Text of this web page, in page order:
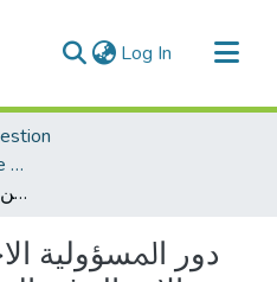
Log In (current)
Doctorat LMD en Science de Gestion
دور اﳌﺴﺆوﻟﻴﺔ اﻻﺟﺘﻤﺎﻋﻴﺔ و اﺧﻼﻗﻴﺎت اﻻﻋﻤﺎل ﰲ اﻟﺮﻓﻊ ﻣﻦ اداء اﳌﻮا رد اﻟﺒﺸﺮﻳﺔ -دراﺳﺔ ﺗﻄﺒﻴﻘﻴﺔ ﻟﻌﻴﻨﺔ ﻣﻦ ﻣﺆﺳﺴﺎت اﻟﻐﺮب اﳉﺰاﺋﺮي
دور اﳌﺴﺆوﻟﻴﺔ